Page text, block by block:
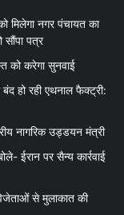
मिलेगा नगर पंचायत का
सौंपा पत्र
को करेगा सुनवाई
बंद हो रही एथनाल फैक्ट्री:
नागरिक उड्डयन मंत्री
ईरान पर सैन्य कार्रवाई
से मुलाकात की